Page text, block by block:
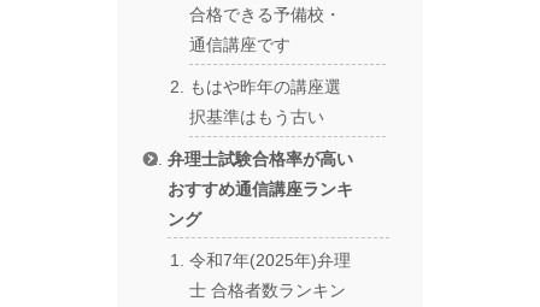
合格できる予備校・
通信講座です
もはや昨年の講座選
択基準はもう古い
弁理士試験合格率が高い
おすすめ通信講座ランキ
ング
令和7年(2025年)弁理
士 合格者数ランキン